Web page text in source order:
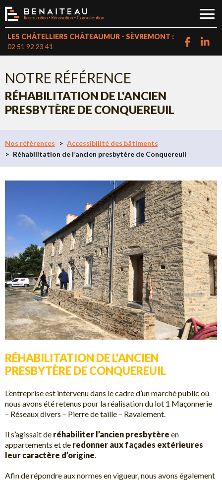
LES CHÂTELLIERS CHÂTEAUMUR - SÈVREMONT :
02 51 92 23 41
NOTRE RÉFÉRENCE
RÉHABILITATION DE L'ANCIEN
PRESBYTÈRE DE CONQUEREUIL
Nos références
Accessibilité des bâtiments
Réhabilitation de l’ancien presbytère de Conquereuil
RÉHABILITATION DE L'ANCIEN
PRESBYTÈRE DE CONQUEREUIL
L’entreprise est intervenu dans le cadre d’un marché public où
nous avons été retenus pour la réalisation du lot 1 Maçonnerie
– Réseaux divers – Pierre de taille – Ravalement.
Il s’agissait de réhabiliter l’ancien presbytère en
appartements et de redonner aux façades extérieures
leur caractère d’origine.
Afin de répondre aux normes en vigueur, nous avons également